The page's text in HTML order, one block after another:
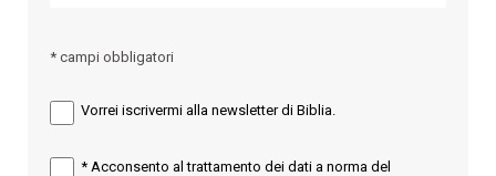
* campi obbligatori
Vorrei iscrivermi alla newsletter di Biblia.
* Acconsento al trattamento dei dati a norma del